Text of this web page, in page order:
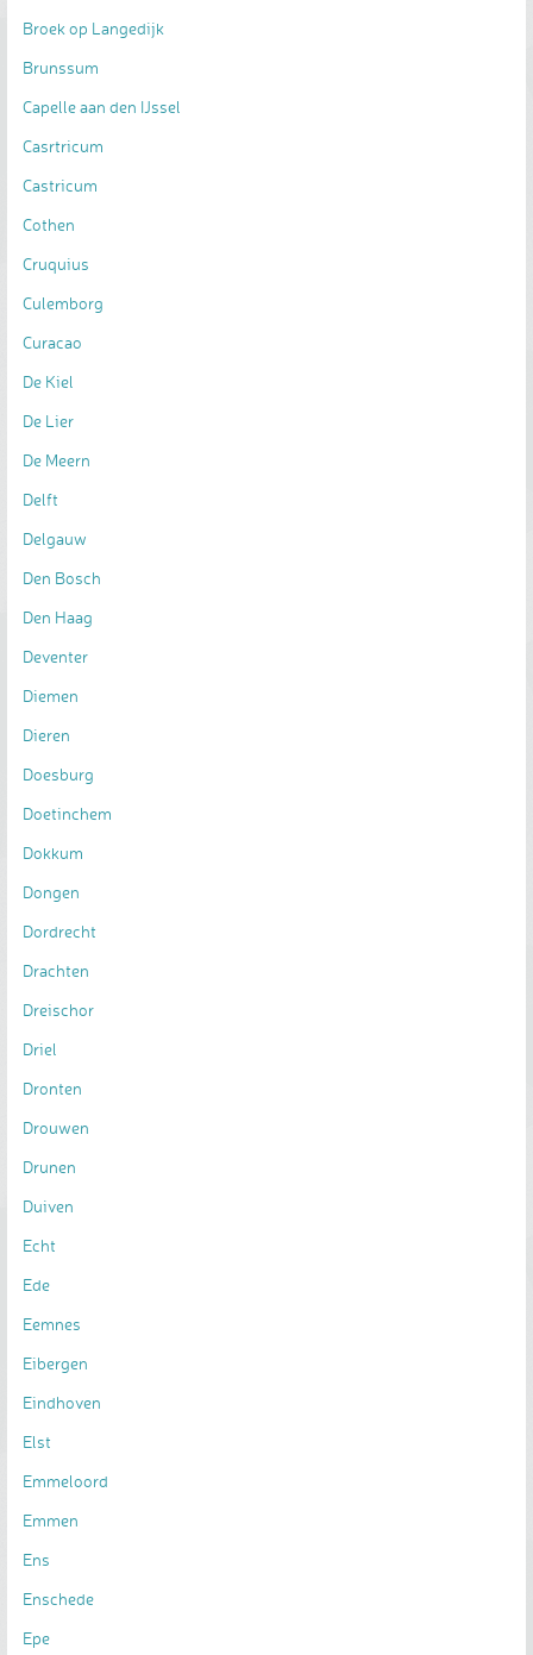
Broek op Langedijk
Brunssum
Capelle aan den IJssel
Casrtricum
Castricum
Cothen
Cruquius
Culemborg
Curacao
De Kiel
De Lier
De Meern
Delft
Delgauw
Den Bosch
Den Haag
Deventer
Diemen
Dieren
Doesburg
Doetinchem
Dokkum
Dongen
Dordrecht
Drachten
Dreischor
Driel
Dronten
Drouwen
Drunen
Duiven
Echt
Ede
Eemnes
Eibergen
Eindhoven
Elst
Emmeloord
Emmen
Ens
Enschede
Epe